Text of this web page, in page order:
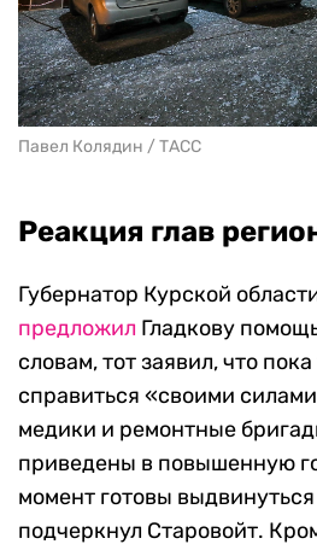
Павел Колядин / ТАСС
Реакция глав
Губернатор Курской
предложил Гладкову
словам, тот заявил, что
справиться «своими
медики и ремонтные
приведены в повышенную
момент готовы
подчеркнул Старовойт.